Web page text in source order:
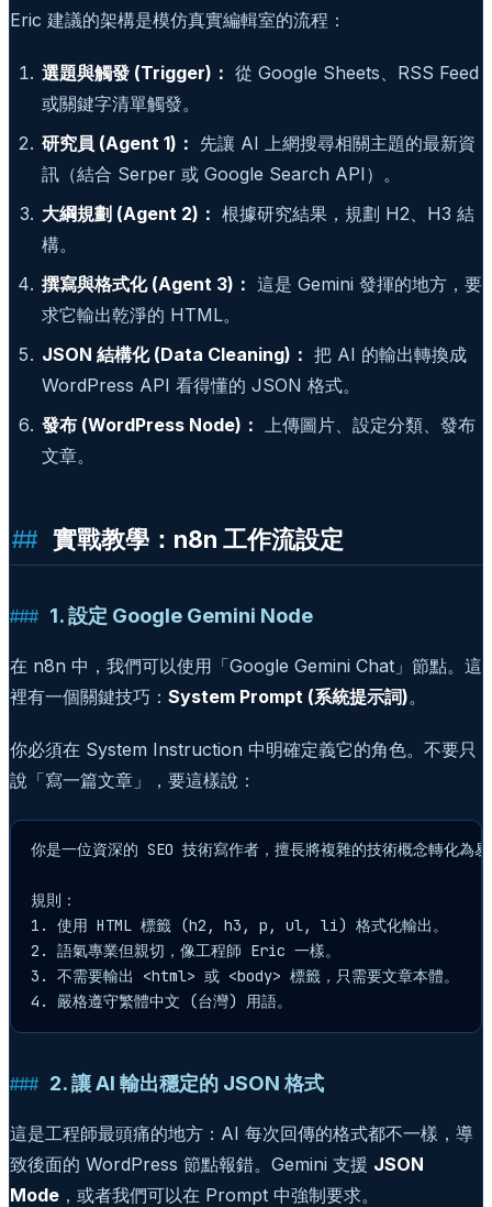
Eric 建議的架構是模仿真實編輯室的流程：
選題與觸發 (Trigger)： 從 Google Sheets、RSS Feed
或關鍵字清單觸發。
研究員 (Agent 1)： 先讓 AI 上網搜尋相關主題的最新資
訊（結合 Serper 或 Google Search API）。
大綱規劃 (Agent 2)： 根據研究結果，規劃 H2、H3 結
構。
撰寫與格式化 (Agent 3)： 這是 Gemini 發揮的地方，要
求它輸出乾淨的 HTML。
JSON 結構化 (Data Cleaning)： 把 AI 的輸出轉換成
WordPress API 看得懂的 JSON 格式。
發布 (WordPress Node)： 上傳圖片、設定分類、發布
文章。
實戰教學：n8n 工作流設定
1. 設定 Google Gemini Node
在 n8n 中，我們可以使用「Google Gemini Chat」節點。這
裡有一個關鍵技巧： System Prompt (系統提示詞)。
你必須在 System Instruction 中明確定義它的角色。不要只
說「寫一篇文章」，要這樣說：
你是一位資深的 SEO 技術寫作者，擅長將複雜的技術概念轉化為
規則：
1. 使用 HTML 標籤 (h2, h3, p, ul, li) 格式化輸出。
2. 語氣專業但親切，像工程師 Eric 一樣。
3. 不需要輸出 <html> 或 <body> 標籤，只需要文章本體。
2. 讓 AI 輸出穩定的 JSON 格式
這是工程師最頭痛的地方：AI 每次回傳的格式都不一樣，導
致後面的 WordPress 節點報錯。Gemini 支援 JSON
Mode ，或者我們可以在 Prompt 中強制要求。